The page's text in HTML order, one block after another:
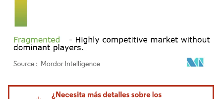
Imagen © Mordor Intelligence. El uso requiere atribución según CC BY 4.0.